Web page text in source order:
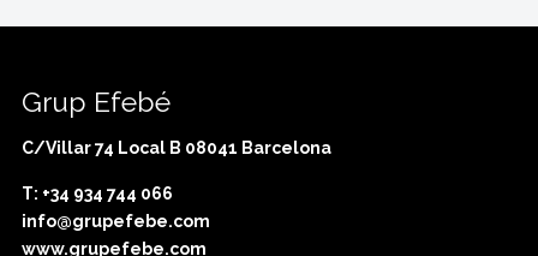
Grup Efebé
C/Villar 74 Local B 08041 Barcelona
T: +34 934 744 066
info@grupefebe.com
www.grupefebe.com